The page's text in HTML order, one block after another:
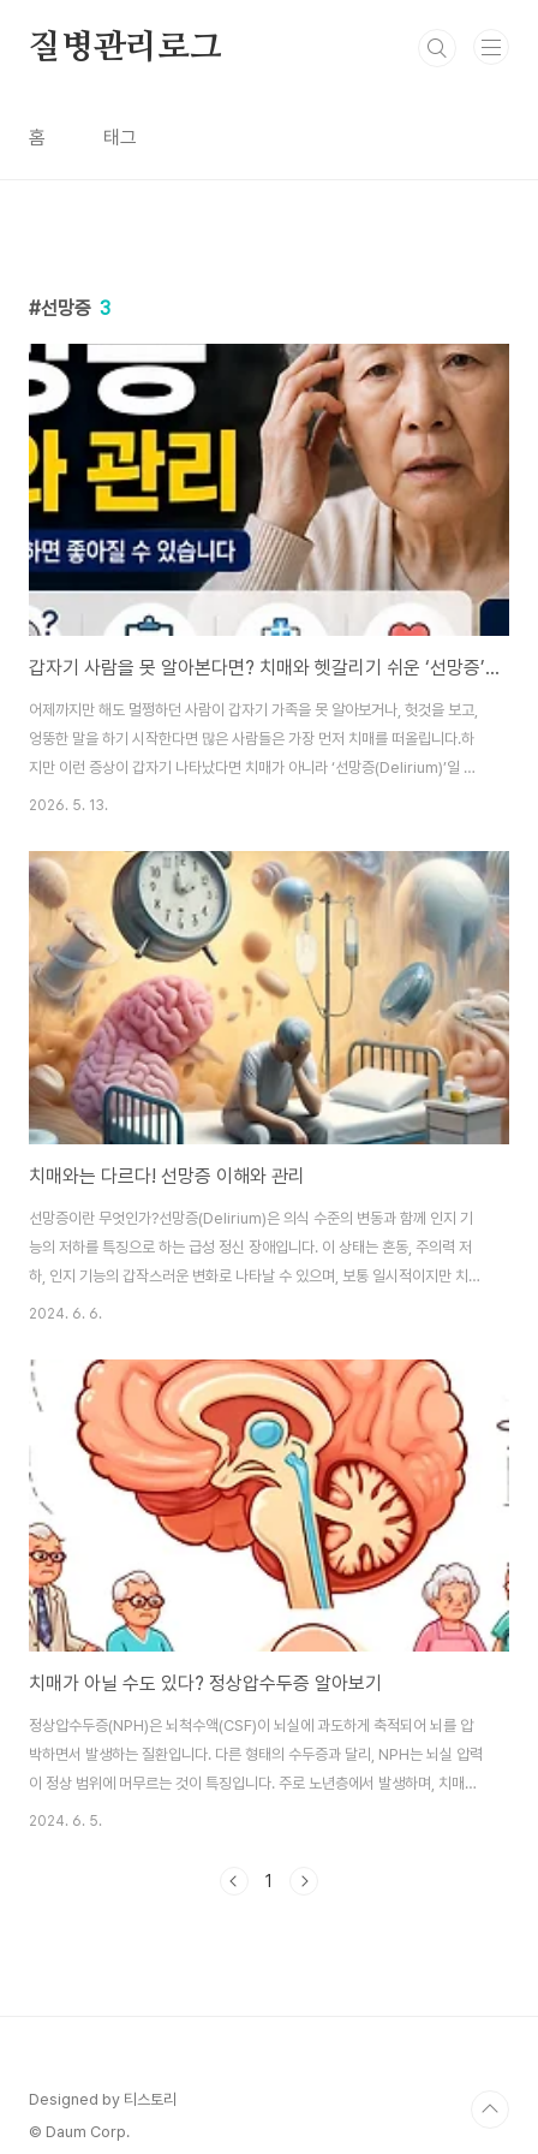
질병관리로그
홈 태그
선망증 3
갑자기 사람을 못 알아본다면? 치매와 헷갈리기 쉬운 ‘선망증’의 진짜 특징
어제까지만 해도 멀쩡하던 사람이 갑자기 가족을 못 알아보거나, 헛것을 보고,
엉뚱한 말을 하기 시작한다면 많은 사람들은 가장 먼저 치매를 떠올립니다.하
지만 이런 증상이 갑자기 나타났다면 치매가 아니라 ‘선망증(Delirium)’일 가
능성도 있습니다.실제로 최근에는 고령화와 함께 “갑자기 헛소리하는 노인”,
증가하고 있습니다.특히 선망증은 단순 노화나 치매로 오해되어 치료 시기를
놓치는 경우도 많기 때문에 특징을 잘 아는 것이 중요합니다.🧠 선망증이란?선
망증은 갑작스럽게 의식과 인지 기능이 흐려지는 상태를 말합니다.쉽게 말해갑
자기 정신이 혼란스러워지고사람·시간·장소를 헷갈리며이상 행동이나 헛것을
볼 수 있는 상태입니다.특히 중요..
2026. 5. 13.
치매와는 다르다! 선망증 이해와 관리
선망증이란 무엇인가?선망증(Delirium)은 의식 수준의 변동과 함께 인지 기
능의 저하를 특징으로 하는 급성 정신 장애입니다. 이 상태는 혼동, 주의력 저
하, 인지 기능의 갑작스러운 변화로 나타날 수 있으며, 보통 일시적이지만 치료
가 필요합니다. 증상의식 수준의 변동: 졸음, 혼란, 깨어있지 않음 등 의식 상태
니다.인지 기능 저하: 기억력 감퇴, 사고력 저하, 판단력 저하 등이 나타납니다.
정서적 변화: 불안, 공포, 우울 등의 감정 변화가 있을 수 있습니다.행동 변화:
흥분, 초조함, 과다활동 또는 무기력 등의 행동 변화가 동반될 수 있습니다. 원
인선망증의 원인은 다양하며, 주로 다음과 같은 요인들이 복합적으로 작용합니
다.약..
2024. 6. 6.
치매가 아닐 수도 있다? 정상압수두증 알아보기
정상압수두증(NPH)은 뇌척수액(CSF)이 뇌실에 과도하게 축적되어 뇌를 압
박하면서 발생하는 질환입니다. 다른 형태의 수두증과 달리, NPH는 뇌실 압력
이 정상 범위에 머무르는 것이 특징입니다. 주로 노년층에서 발생하며, 치매와
유사한 증상을 보여 정확한 진단과 치료가 중요합니다. 증상NPH의 주요 증상
이 있습니다.치매 증상: 기억력 감퇴, 판단력 저하, 일상생활에서의 혼란 등이
2024. 6. 5.
1
Designed by 티스토리
© Daum Corp.